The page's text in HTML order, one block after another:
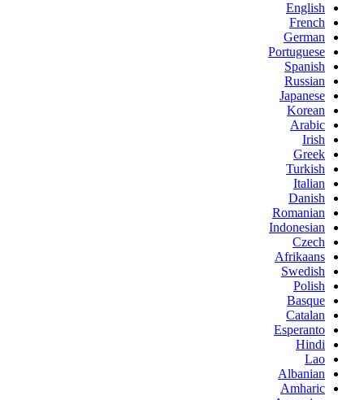
English
French
German
Portuguese
Spanish
Russian
Japanese
Korean
Arabic
Irish
Greek
Turkish
Italian
Danish
Romanian
Indonesian
Czech
Afrikaans
Swedish
Polish
Basque
Catalan
Esperanto
Hindi
Lao
Albanian
Amharic